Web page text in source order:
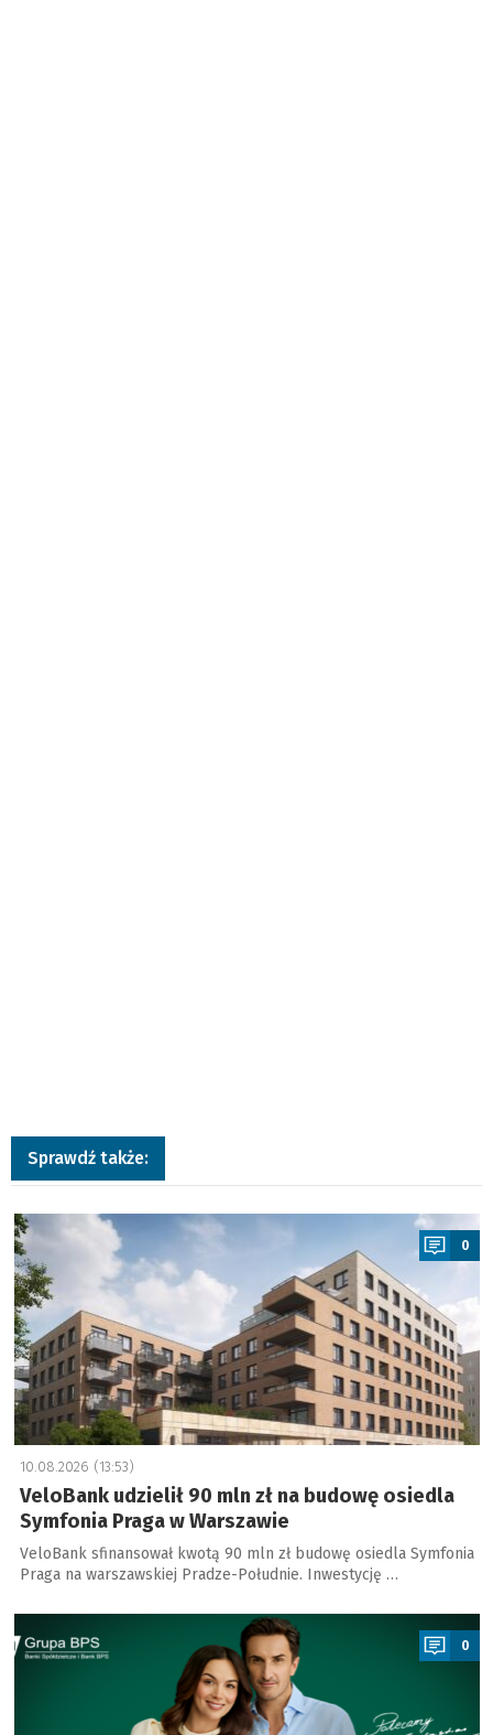
Sprawdź także:
a
0
10.08.2026 (13:53)
VeloBank udzielił 90 mln zł na budowę osiedla
Symfonia Praga w Warszawie
VeloBank sfinansował kwotą 90 mln zł budowę osiedla Symfonia
Praga na warszawskiej Pradze-Południe. Inwestycję …
a
0